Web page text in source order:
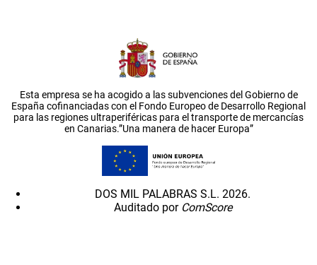
Esta empresa se ha acogido a las subvenciones del Gobierno de
España cofinanciadas con el Fondo Europeo de Desarrollo Regional
para las regiones ultraperiféricas para el transporte de mercancías
en Canarias.”Una manera de hacer Europa”
DOS MIL PALABRAS S.L. 2026.
Auditado por ComScore